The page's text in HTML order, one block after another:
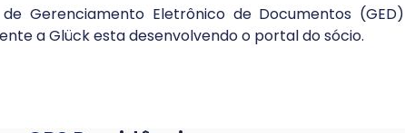
Gerenciamento Eletrônico de Documentos
a Glück esta desenvolvendo o portal do sócio.